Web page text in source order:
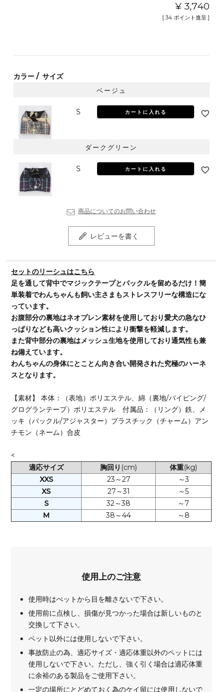
¥ 3,740
[ 34 ポイント進呈 ]
カラー サイズ
ベージュ
S カートに入れる
ダークグリーン
S カートに入れる
商品についてのお問い合わせ
レビューを書く
セットのリーシュはこちら
足を通して背中でマジックテープとバックルを留めるだけ！簡
単装着でわんちゃんも飼い主さまもストレスフリーな構造にな
っています。
お腹部分の裏地はネオプレン素材を使用しており愛犬の急なひ
っぱりなども高いクッション性により衝撃を軽減します。
また背中部分の裏地はメッシュ生地を使用しており通気性も兼
ね備えています。
わんちゃんの身体にとことん向き合い開発された究極のハーネ
スとなります。
【素材】 本体：（表地）ポリエステル、綿（裏地/パイピング/
グログランテープ）ポリエステル 付属品：（リング）鉄、メ
ッキ（バックル/アジャスター）プラスチック（チャーム）アン
チモン（ネーム）合皮
<
適応サイズ
胸回り (cm) 体重(kg)
XXS
23～27
～3
XS
27～31
～5
S
32～38
～7
M
38～44 ～8
使用上のご注意
使用時はぺットから目を離さないで下さい。
使用前に点検し、損傷が見つかった場合は新しいものと
交換して下さい。
ペット以外には使用しないで下さい。
事故防止の為、適応サイズ・適応体重以外のペットには
使用しないで下さい。ただし、強く引く場合は適応体重
に余裕のある製品をご使用下さい。
一定の場所にとどめておく為のケイ留には使用しないで